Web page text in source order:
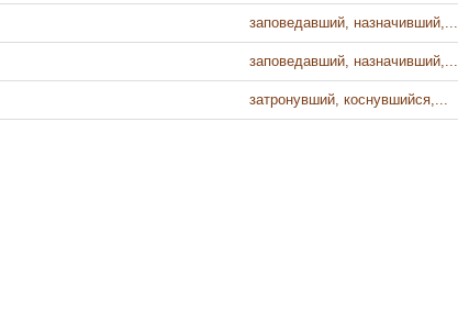
заповедавший, назначивший,...
заповедавший, назначивший,...
затронувший, коснувшийся,...